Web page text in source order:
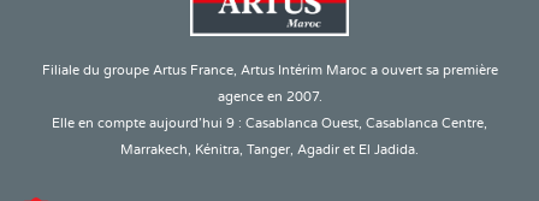
Filiale du groupe Artus France, Artus Intérim Maroc a ouvert sa première
agence en 2007.
Elle en compte aujourd’hui 9 : Casablanca Ouest, Casablanca Centre,
Marrakech, Kénitra, Tanger, Agadir et El Jadida.